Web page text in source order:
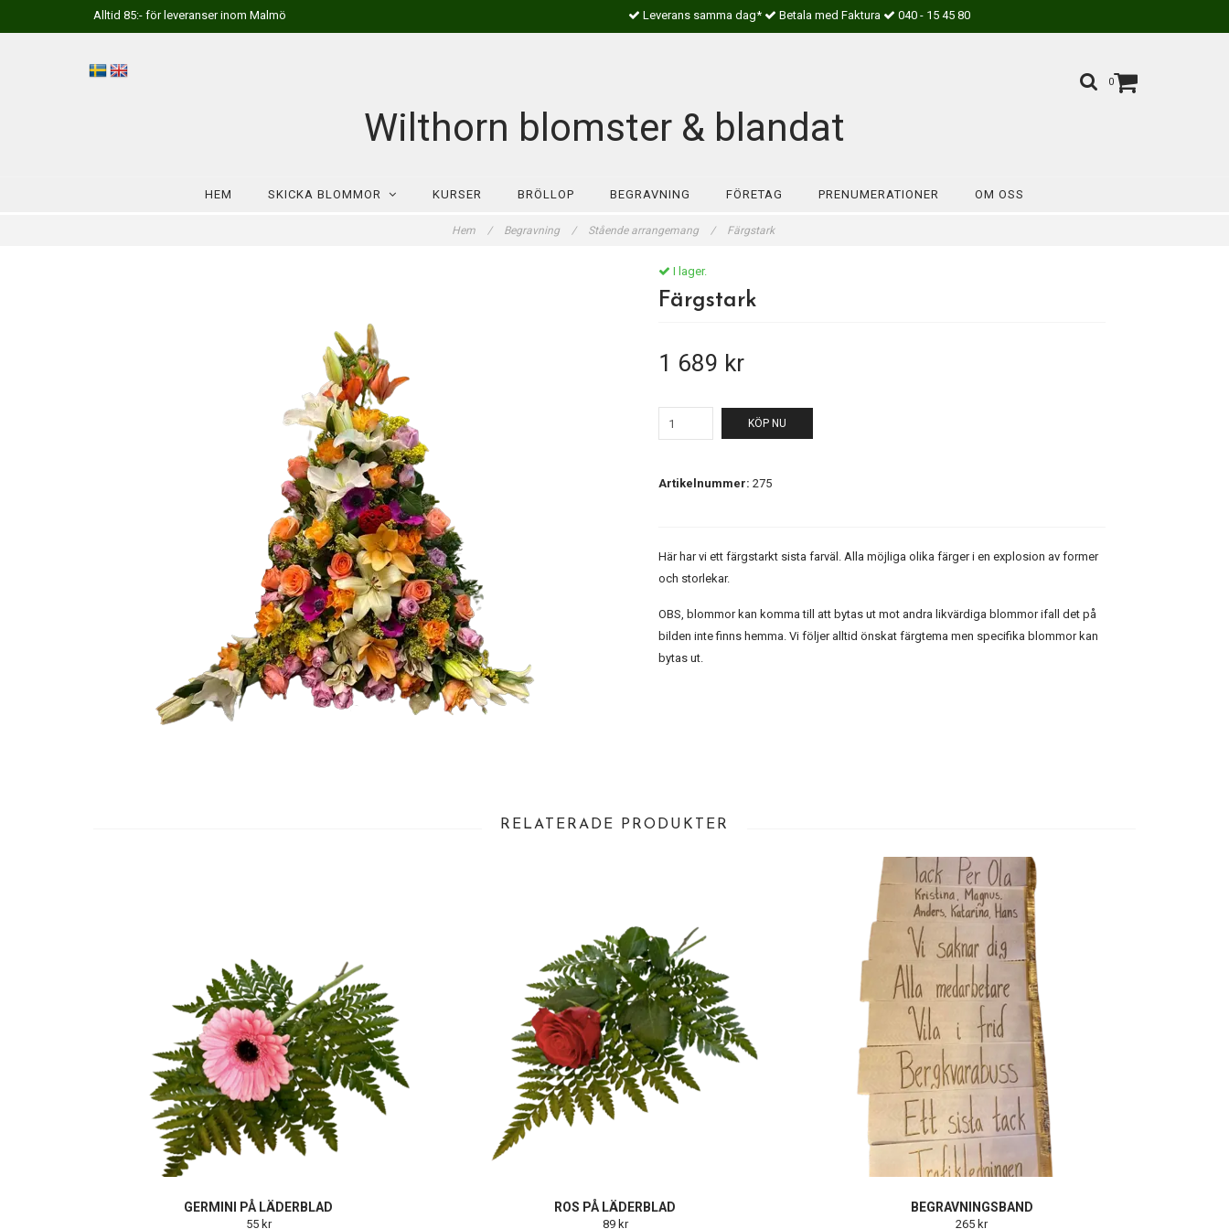
Alltid 85:- för leveranser inom Malmö Leverans samma dag* Betala med Faktura 040 - 15 45 80
0
Wilthorn blomster & blandat
HEM SKICKA BLOMMOR KURSER BRÖLLOP BEGRAVNING FÖRETAG PRENUMERATIONER OM OSS
Hem / Begravning / Stående arrangemang / Färgstark
I lager.
Färgstark
1 689 kr
KÖP NU
Artikelnummer: 275
Här har vi ett färgstarkt sista farväl. Alla möjliga olika färger i en explosion av former
och storlekar.
OBS, blommor kan komma till att bytas ut mot andra likvärdiga blommor ifall det på
bilden inte finns hemma. Vi följer alltid önskat färgtema men specifika blommor kan
bytas ut.
RELATERADE PRODUKTER
GERMINI PÅ LÄDERBLAD
55 kr
ROS PÅ LÄDERBLAD
89 kr
BEGRAVNINGSBAND
265 kr